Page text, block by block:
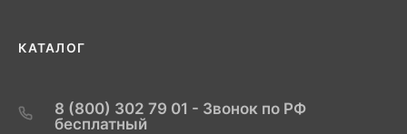
КАТАЛОГ
8 (800) 302 79 01 - Звонок по РФ
бесплатный